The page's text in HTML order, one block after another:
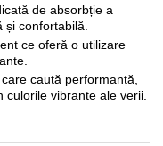
de absorbție a
confortabilă.
ce oferă o utilizare
caută performanță,
vibrante ale verii.